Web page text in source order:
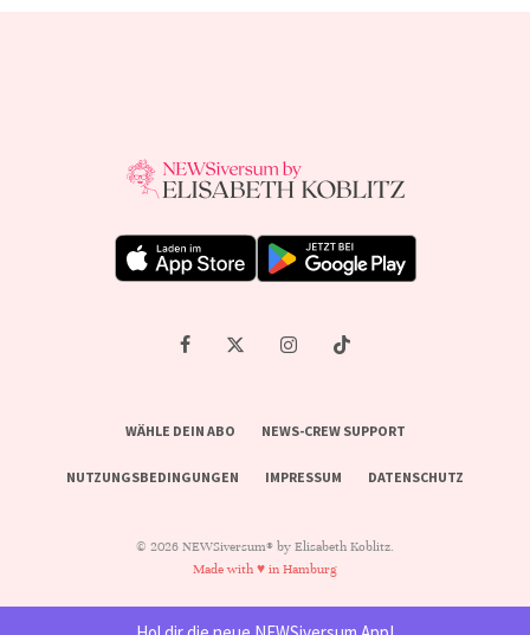
WÄHLE DEIN ABO NEWS-CREW SUPPORT
NUTZUNGSBEDINGUNGEN IMPRESSUM DATENSCHUTZ
© 2026 NEWSiversum® by Elisabeth Koblitz.
Made with ♥ in Hamburg